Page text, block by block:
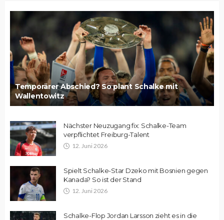
Temporärer Abschied? So plant Schalke mit
Wallentowitz
Nächster Neuzugang fix: Schalke-Team
verpflichtet Freiburg-Talent
12. Juni 2026
Spielt Schalke-Star Dzeko mit Bosnien gegen
Kanada? So ist der Stand
12. Juni 2026
Schalke-Flop Jordan Larsson zieht es in die